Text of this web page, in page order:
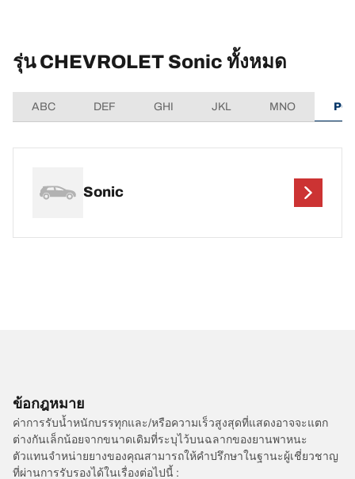
รุ่น CHEVROLET Sonic ทั้งหมด
ABC DEF GHI JKL MNO
Sonic
ข้อกฎหมาย
ค่าการรับน้ำหนักบรรทุกและ/หรือความเร็วสูงสุดที่แสดงอาจจะแตก
ต่างกันเล็กน้อยจากขนาดเดิมที่ระบุไว้บนฉลากของยานพาหนะ
ตัวแทนจำหน่ายยางของคุณสามารถให้คำปรึกษาในฐานะผู้เชี่ยวชาญ
ที่ผ่านการรับรองได้ในเรื่องต่อไปนี้ :